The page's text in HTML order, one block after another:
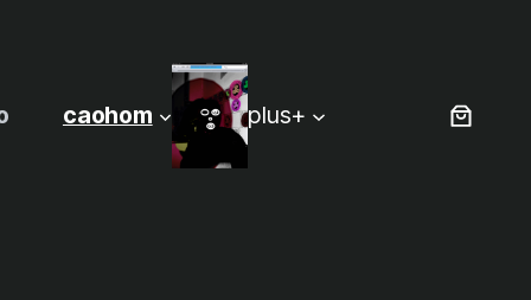
caohom plus+